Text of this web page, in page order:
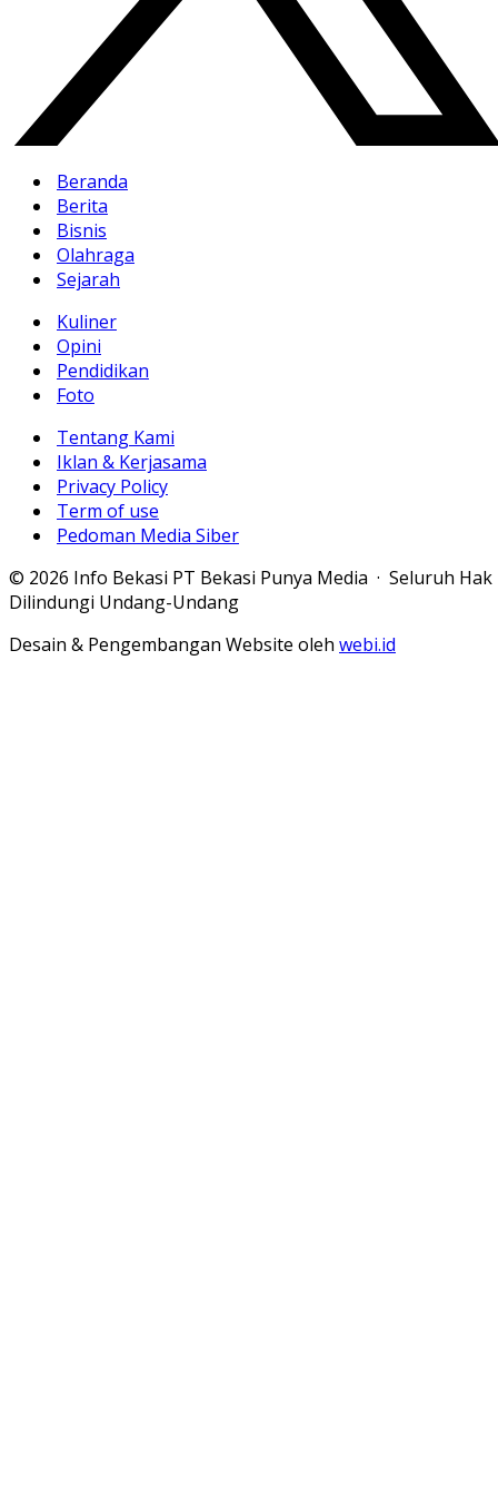
Beranda
Berita
Bisnis
Olahraga
Sejarah
Kuliner
Opini
Pendidikan
Foto
Tentang Kami
Iklan & Kerjasama
Privacy Policy
Term of use
Pedoman Media Siber
© 2026 Info Bekasi PT Bekasi Punya Media · Seluruh Hak
Dilindungi Undang-Undang
Desain & Pengembangan Website oleh webi.id